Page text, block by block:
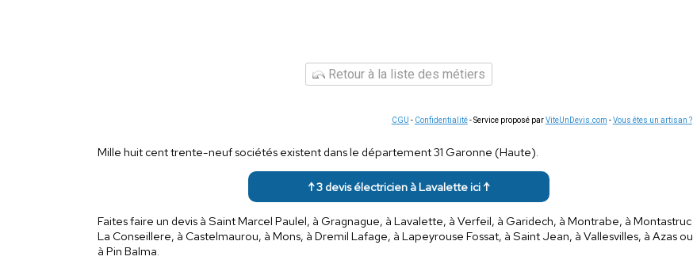
Retour à la liste des métiers
CGU - Confidentialité- Service proposé parViteUnDevis.com -Vous êtes un artisan ?
Mille huit cent trente-neuf sociétés existent dans le département 31 Garonne (Haute).
↑ 3 devis électricien à Lavalette ici ↑
Faites faire un devis à Saint Marcel Paulel, à Gragnague, à Lavalette, à Verfeil, à Garidech, à Montrabe, à Montastruc
La Conseillere, à Castelmaurou, à Mons, à Dremil Lafage, à Lapeyrouse Fossat, à Saint Jean, à Vallesvilles, à Azas ou
à Pin Balma.